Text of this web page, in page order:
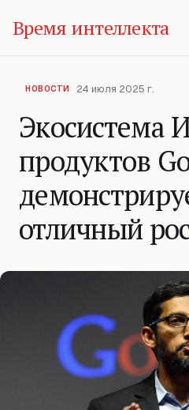
Время интеллекта
НОВОСТИ 24 июля 2025 г.
Экосистема
продуктов
отличный